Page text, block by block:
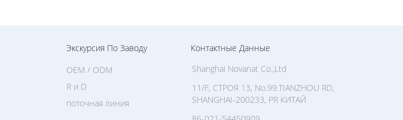
Экскурсия По Заводу
поточная линия
OEM / ODM
R и D
Контактные Данные
Shanghai Novanat Co.,Ltd
11/F, СТРОЯ 13, No.99.TIANZHOU RD,
SHANGHAI-200233, PR КИТАЙ